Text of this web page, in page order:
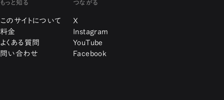
もっと知る
このサイトについて
料金
よくある質問
問い合わせ
つながる
X
Instagram
YouTube
Facebook